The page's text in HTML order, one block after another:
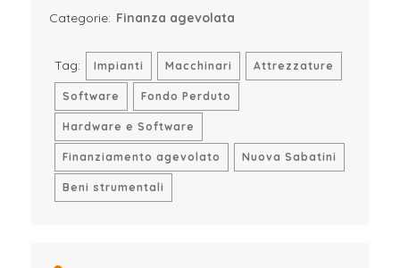
Categorie: Finanza agevolata
Tag: Impianti Macchinari Attrezzature
Software Fondo Perduto
Hardware e Software
Finanziamento agevolato Nuova Sabatini
Beni strumentali